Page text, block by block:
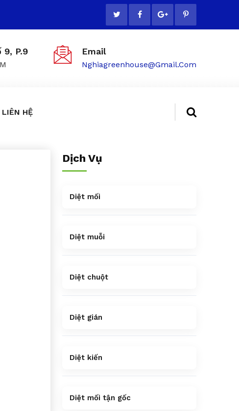
9, P.9 Email
Nghiagreenhouse@gmail.com
LIÊN HỆ
Dịch Vụ
Diệt mối
Diệt muỗi
Diệt chuột
Diệt gián
Diệt kiến
Diệt mối tận gốc